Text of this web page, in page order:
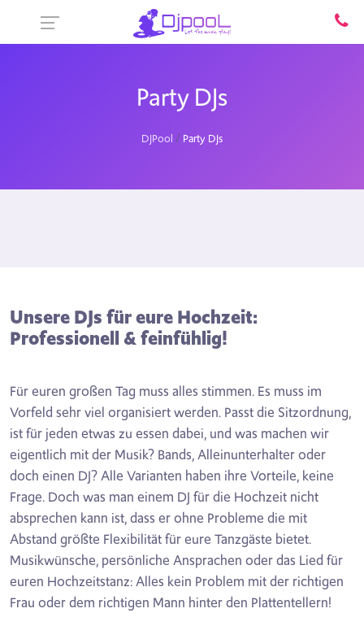
Party DJs
DJPool Party DJs
Unsere DJs für eure Hochzeit:
Professionell & feinfühlig!
Für euren großen Tag muss alles stimmen. Es muss im
Vorfeld sehr viel organisiert werden. Passt die Sitzordnung,
ist für jeden etwas zu essen dabei, und was machen wir
eigentlich mit der Musik? Bands, Alleinunterhalter oder
doch einen DJ? Alle Varianten haben ihre Vorteile, keine
Frage. Doch was man einem DJ für die Hochzeit nicht
absprechen kann ist, dass er ohne Probleme die mit
Abstand größte Flexibilität für eure Tanzgäste bietet.
Musikwünsche, persönliche Ansprachen oder das Lied für
euren Hochzeitstanz: Alles kein Problem mit der richtigen
Frau oder dem richtigen Mann hinter den Plattentellern!